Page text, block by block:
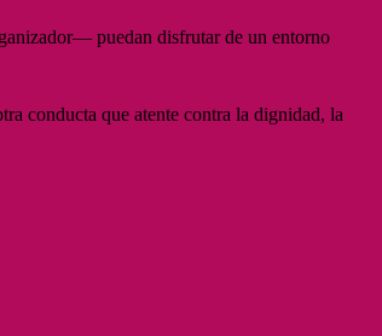
puedan disfrutar de un entorno
conducta que atente contra la dignidad, la